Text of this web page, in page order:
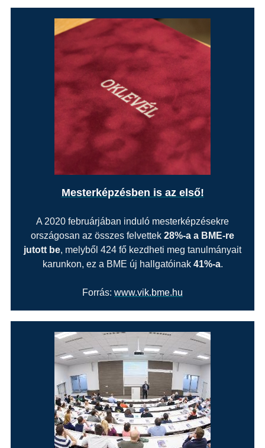
Mesterképzésben is az első!
A 2020 februárjában induló mesterképzésekre
országosan az összes felvettek 28%-a a BME-re
jutott be, melyből 424 fő kezdheti meg tanulmányait
karunkon, ez a BME új hallgatóinak 41%-a.
Forrás: www.vik.bme.hu